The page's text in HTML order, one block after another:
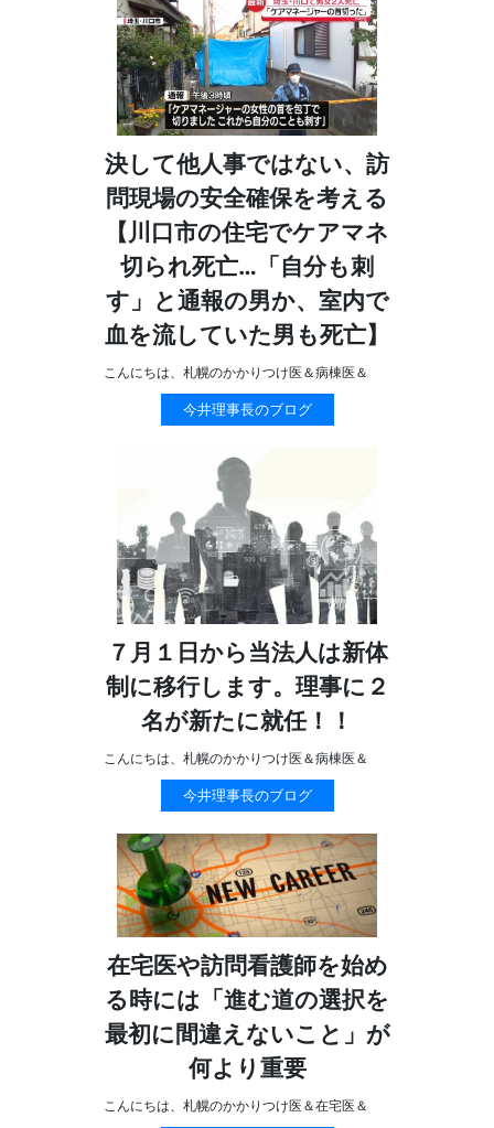
決して他人事ではない、訪
問現場の安全確保を考える
【川口市の住宅でケアマネ
切られ死亡…「自分も刺
す」と通報の男か、室内で
血を流していた男も死亡】
こんにちは、札幌のかかりつけ医＆病棟医＆
今井理事長のブログ
７月１日から当法人は新体
制に移行します。理事に２
名が新たに就任！！
こんにちは、札幌のかかりつけ医＆病棟医＆
今井理事長のブログ
在宅医や訪問看護師を始め
る時には「進む道の選択を
最初に間違えないこと」が
何より重要
こんにちは、札幌のかかりつけ医＆在宅医＆